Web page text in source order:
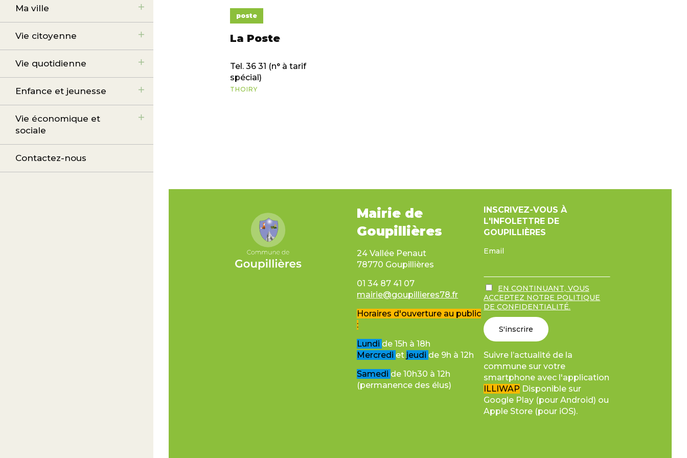
Ma ville
Vie citoyenne
Vie quotidienne
Enfance et jeunesse
Vie économique et
sociale
Contactez-nous
poste
La Poste
Tel. 36 31 (n° à tarif
spécial)
THOIRY
Mairie de
Goupillières
24 Vallée Penaut
78770 Goupillières
01 34 87 41 07
mairie@goupillieres78.fr
Horaires d'ouverture au public
:
Lundi de 15h à 18h
Mercredi et jeudi de 9h à 12h
Samedi de 10h30 à 12h
(permanence des élus)
INSCRIVEZ-VOUS À
L'INFOLETTRE DE
GOUPILLIÈRES
Email
EN CONTINUANT, VOUS
ACCEPTEZ NOTRE POLITIQUE
DE CONFIDENTIALITÉ.
Suivre l’actualité de la
commune sur votre
smartphone avec l'application
ILLIWAP Disponible sur
Google Play (pour Android) ou
Apple Store (pour iOS).